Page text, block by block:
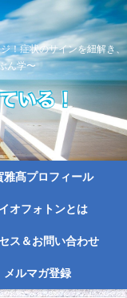
！症状のサインを紐解き、
ん学〜
雅髙プロフィール
オフォトンとは
ス＆お問い合わせ
メルマガ登録